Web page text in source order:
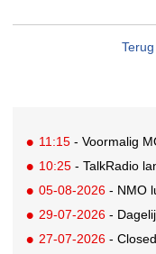
11:15 - Voormalig MOJO-
10:25 - TalkRadio
05-08-2026 - NMO
29-07-2026 -
27-07-2026 - Closed on